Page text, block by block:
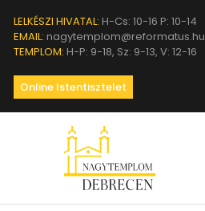
LELKÉSZI HIVATAL: H-Cs: 10-16 P: 10-14
EMAIL: nagytemplom@reformatus.hu
TEMPLOM: H-P: 9-18, Sz: 9-13, V: 12-16
Online Istentisztelet